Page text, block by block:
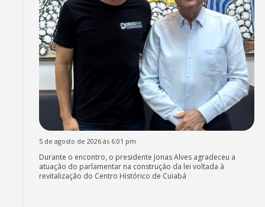
5 de agosto de 2026 às 6:01 pm
Durante o encontro, o presidente Jonas Alves agradeceu a
atuação do parlamentar na construção da lei voltada à
revitalização do Centro Histórico de Cuiabá